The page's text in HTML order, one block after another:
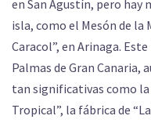
en San Agustín, pero hay
isla, como el Mesón de la
Caracol”, en Arinaga.
Palmas de Gran Canaria,
tan significativas como la
Tropical”, la fábrica de